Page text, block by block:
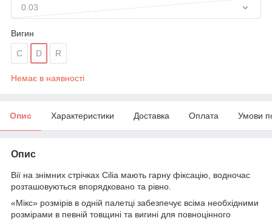
0.03
Вигин
C D R
Немає в наявності
Опис Характеристики Доставка Оплата Умови
Опис
Вії на знімних стрічках Cilia мають гарну фіксацію, водночас
розташовуються впорядковано та рівно.
«Мікс» розмірів в одній палетці забезпечує всіма необхідними
розмірами в певній товщині та вигині для повноцінного